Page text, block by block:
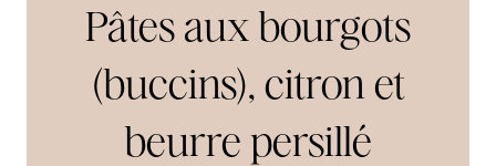
Pâtes aux bourgots
(buccins), citron et
beurre persillé